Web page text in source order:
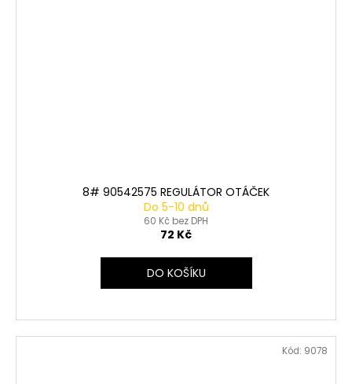
8# 90542575 REGULÁTOR OTÁČEK
Do 5-10 dnů
60 Kč bez DPH
72 Kč
DO KOŠÍKU
Kód: 9078